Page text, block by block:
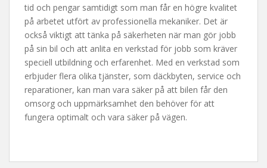
tid och pengar samtidigt som man får en högre kvalitet
på arbetet utfört av professionella mekaniker. Det är
också viktigt att tänka på säkerheten när man gör jobb
på sin bil och att anlita en verkstad för jobb som kräver
speciell utbildning och erfarenhet. Med en verkstad som
erbjuder flera olika tjänster, som däckbyten, service och
reparationer, kan man vara säker på att bilen får den
omsorg och uppmärksamhet den behöver för att
fungera optimalt och vara säker på vägen.